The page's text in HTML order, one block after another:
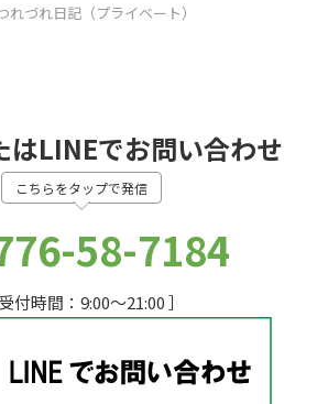
れづれ日記（プライベート）
はLINEでお問い合わせ
こちらをタップで発信
58-7184
受付時間：9:00～21:00 ］